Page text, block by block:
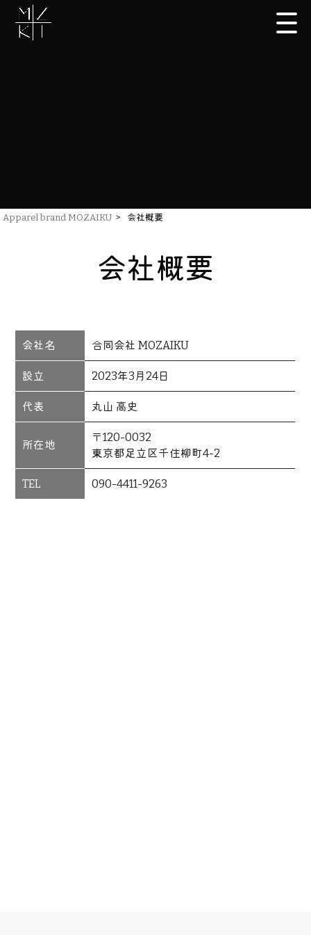
Apparel brand MOZAIKU > 会社概要
会社概要
会社名 合同会社 MOZAIKU
設立 2023年3月24日
代表 丸山 高史
所在地
〒120-0032
東京都足立区千住柳町4-2
TEL 090-4411-9263